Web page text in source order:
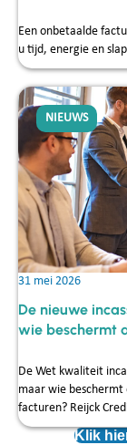
Een onbetaalde
u tijd, energie en
NIEUWS
31 mei 2026
De nieuwe
wie beschermt
De Wet kwaliteit
maar wie
facturen? Reijck
Klik